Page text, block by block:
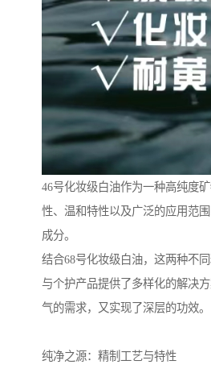
46号化妆级白油作为一种高纯度
性、温和特性以及广泛的应用范
成分。
结合68号化妆级白油，这两种不
与个护产品提供了多样化的解决
气的需求，又实现了深层的功效。
纯净之源：精制工艺与特性